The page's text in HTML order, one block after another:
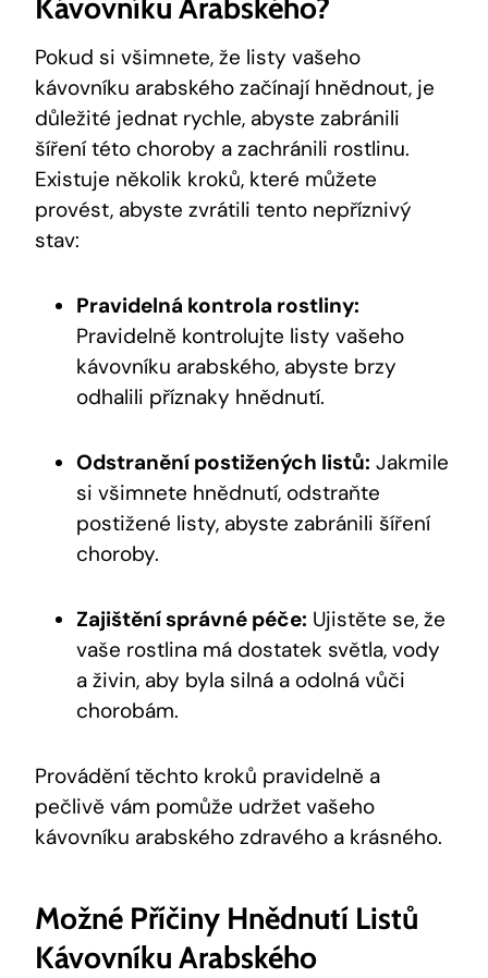
Kávovníku Arabského?
Pokud si všimnete, že listy vašeho
kávovníku arabského začínají hnědnout, je
důležité jednat rychle, abyste zabránili
šíření této choroby a zachránili rostlinu.
Existuje několik kroků, které můžete
provést, abyste zvrátili tento nepříznivý
stav:
Pravidelná kontrola rostliny:
Pravidelně kontrolujte listy vašeho
kávovníku arabského, abyste brzy
odhalili příznaky hnědnutí.
Odstranění postižených listů: Jakmile
si všimnete hnědnutí, odstraňte
postižené listy, abyste zabránili šíření
choroby.
Zajištění správné péče: Ujistěte se, že
vaše rostlina má dostatek světla, vody
a živin, aby byla silná a odolná vůči
chorobám.
Provádění těchto kroků pravidelně a
pečlivě vám pomůže udržet vašeho
kávovníku arabského zdravého a krásného.
Možné Příčiny Hnědnutí Listů
Kávovníku Arabského